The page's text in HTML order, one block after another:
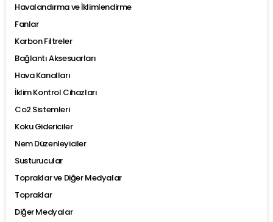
Havalandırma ve İklimlendirme
Fanlar
Karbon Filtreler
Bağlantı Aksesuarları
Hava Kanalları
İklim Kontrol Cihazları
Co2 Sistemleri
Koku Gidericiler
Nem Düzenleyiciler
Susturucular
Topraklar ve Diğer Medyalar
Topraklar
Diğer Medyalar